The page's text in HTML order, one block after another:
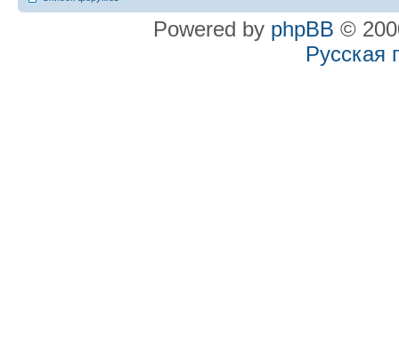
Powered by phpBB ©
Русская